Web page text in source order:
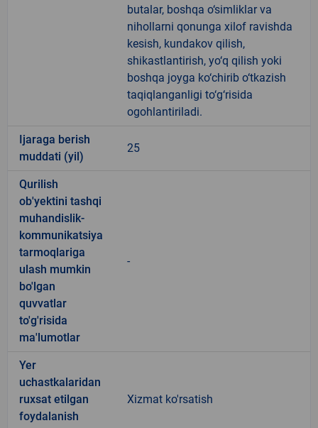
butalar, boshqa o‘simliklar va
nihollarni qonunga xilof ravishda
kesish, kundakov qilish,
shikastlantirish, yo‘q qilish yoki
boshqa joyga ko‘chirib o‘tkazish
taqiqlanganligi to‘g‘risida
ogohlantiriladi.
Ijaraga berish
muddati (yil)
25
Qurilish
ob'yektini tashqi
muhandislik-
kommunikatsiya
tarmoqlariga
ulash mumkin
bo'lgan
quvvatlar
to'g'risida
ma'lumotlar
-
Yer
uchastkalaridan
ruxsat etilgan
foydalanish
Xizmat ko'rsatish